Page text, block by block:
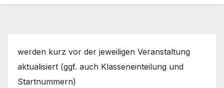
werden kurz vor der jeweiligen Veranstaltung
aktualisiert (ggf. auch Klasseneinteilung und
Startnummern)